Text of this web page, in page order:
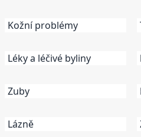
Kožní problémy
Léky a léčivé byliny
Zuby
Lázně